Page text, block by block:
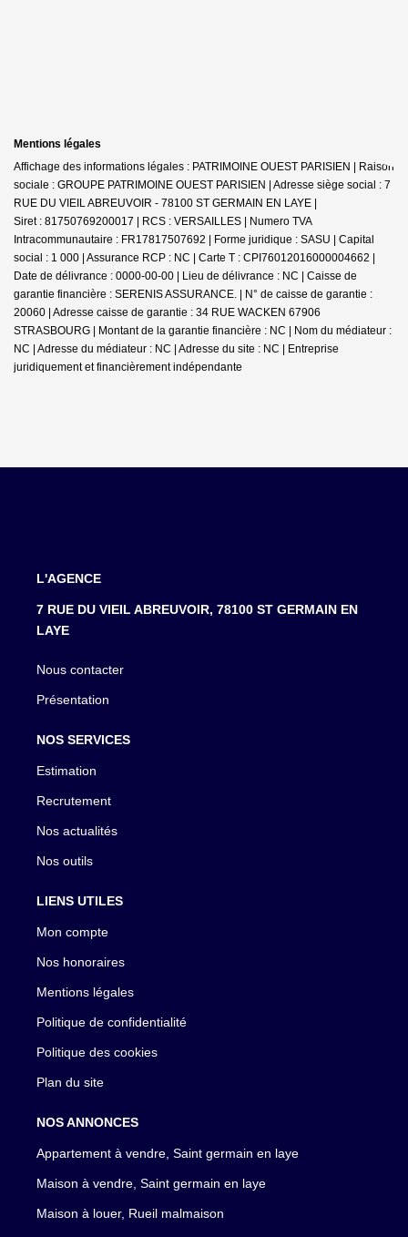
Mentions légales
Affichage des informations légales : PATRIMOINE OUEST PARISIEN | Raison
sociale : GROUPE PATRIMOINE OUEST PARISIEN | Adresse siège social : 7
RUE DU VIEIL ABREUVOIR - 78100 ST GERMAIN EN LAYE |
Siret : 81750769200017 | RCS : VERSAILLES | Numero TVA
Intracommunautaire : FR17817507692 | Forme juridique : SASU | Capital
social : 1 000 | Assurance RCP : NC | Carte T : CPI76012016000004662 |
Date de délivrance : 0000-00-00 | Lieu de délivrance : NC | Caisse de
garantie financière : SERENIS ASSURANCE. | N° de caisse de garantie :
20060 | Adresse caisse de garantie : 34 RUE WACKEN 67906
STRASBOURG | Montant de la garantie financière : NC | Nom du médiateur :
NC | Adresse du médiateur : NC | Adresse du site : NC | Entreprise
juridiquement et financièrement indépendante
L'AGENCE
7 RUE DU VIEIL ABREUVOIR, 78100 ST GERMAIN EN
LAYE
Nous contacter
Présentation
NOS SERVICES
Estimation
Recrutement
Nos actualités
Nos outils
LIENS UTILES
Mon compte
Nos honoraires
Mentions légales
Politique de confidentialité
Politique des cookies
Plan du site
NOS ANNONCES
Appartement à vendre, Saint germain en laye
Maison à vendre, Saint germain en laye
Maison à louer, Rueil malmaison